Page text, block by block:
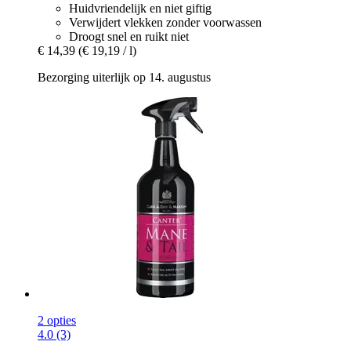
Huidvriendelijk en niet giftig
Verwijdert vlekken zonder voorwassen
Droogt snel en ruikt niet
€ 14,39 (€ 19,19 / l)
Bezorging uiterlijk op 14. augustus
2 opties
4.0 (3)